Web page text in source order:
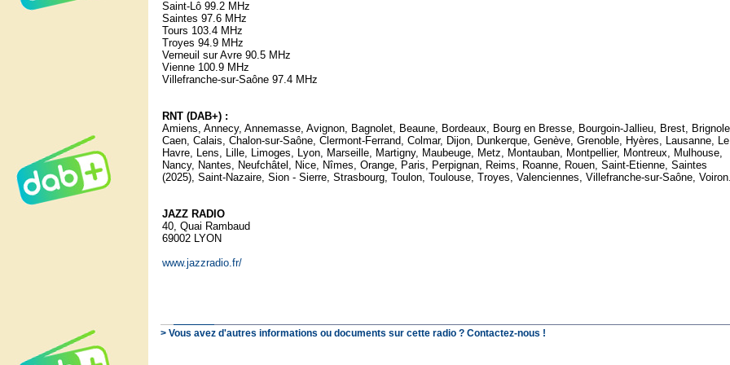
Saint-Lô 99.2 MHz
Saintes 97.6 MHz
Tours 103.4 MHz
Troyes 94.9 MHz
Verneuil sur Avre 90.5 MHz
Vienne 100.9 MHz
Villefranche-sur-Saône 97.4 MHz
RNT (DAB+) :
Amiens, Annecy, Annemasse, Avignon, Bagnolet, Beaune, Bordeaux, Bourg en Bresse, Bourgoin-Jallieu, Brest,
Caen, Calais, Chalon-sur-Saône, Clermont-Ferrand, Colmar, Dijon, Dunkerque, Genève, Grenoble, Hyères, Lausanne, Le
Havre, Lens, Lille, Limoges, Lyon, Marseille, Martigny, Maubeuge, Metz, Montauban, Montpellier, Montreux, Mulhouse,
Nancy, Nantes, Neufchâtel, Nice, Nîmes, Orange, Paris, Perpignan, Reims, Roanne, Rouen, Saint-Etienne, Saintes
(2025), Saint-Nazaire, Sion - Sierre, Strasbourg, Toulon, Toulouse, Troyes, Valenciennes, Villefranche-sur-Saône,
JAZZ RADIO
40, Quai Rambaud
69002 LYON
www.jazzradio.fr/
> Vous avez d'autres informations ou documents sur cette radio ? Contactez-nous !